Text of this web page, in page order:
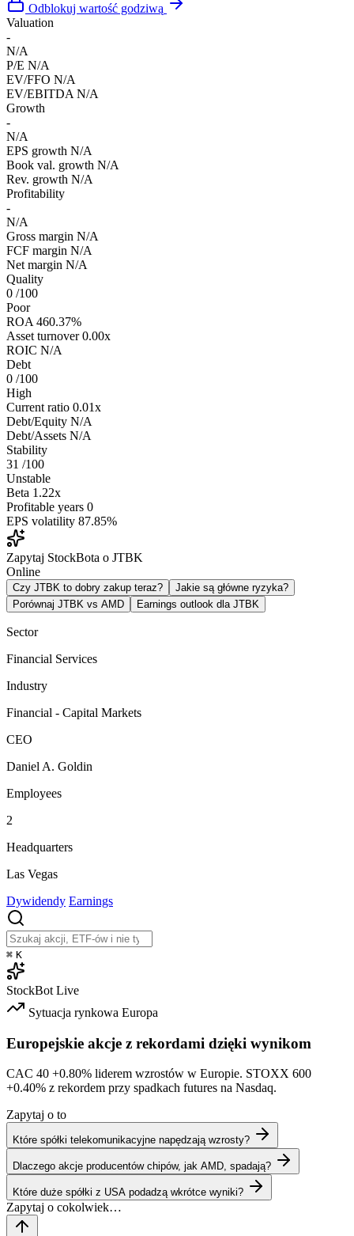
Odblokuj wartość godziwą
Valuation
-
N/A
P/E N/A
EV/FFO N/A
EV/EBITDA N/A
Growth
-
N/A
EPS growth N/A
Book val. growth N/A
Rev. growth N/A
Profitability
-
N/A
Gross margin N/A
FCF margin N/A
Net margin N/A
Quality
0 /100
Poor
ROA 460.37%
Asset turnover 0.00x
ROIC N/A
Debt
0 /100
High
Current ratio 0.01x
Debt/Equity N/A
Debt/Assets N/A
Stability
31 /100
Unstable
Beta 1.22x
Profitable years 0
EPS volatility 87.85%
Zapytaj StockBota o JTBK
Online
Czy JTBK to dobry zakup teraz?
Jakie są główne ryzyka?
Porównaj JTBK vs AMD
Earnings outlook dla JTBK
Sector
Financial Services
Industry
Financial - Capital Markets
CEO
Daniel A. Goldin
Employees
2
Headquarters
Las Vegas
Dywidendy Earnings
⌘ K
StockBot Live
Sytuacja rynkowa Europa
Europejskie akcje z rekordami dzięki wynikom
CAC 40 +0.80% liderem wzrostów w Europie. STOXX 600
+0.40% z rekordem przy spadkach futures na Nasdaq.
Zapytaj o to
Które spółki telekomunikacyjne napędzają wzrosty?
Dlaczego akcje producentów chipów, jak AMD, spadają?
Które duże spółki z USA podadzą wkrótce wyniki?